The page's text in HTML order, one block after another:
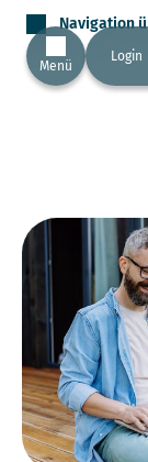
Navigation
Menü
Login